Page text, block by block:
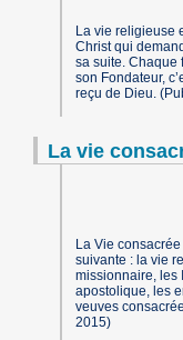
La vie religieuse
Christ qui
sa suite. Chaque
son Fondateur,
reçu de Dieu.
La vie
La Vie
suivante : la vie
missionnaire, les
apostolique, les
veuves
2015)